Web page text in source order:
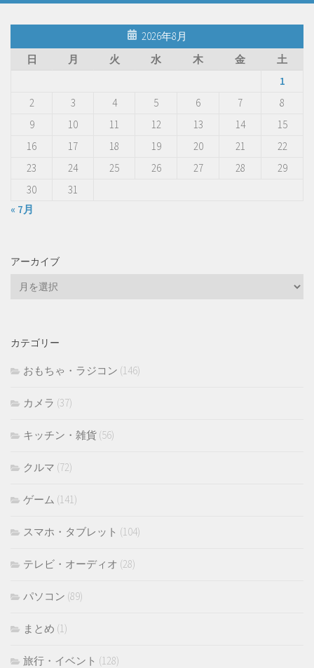
2026年8月
日
月 火 水 木 金
土
1
2
3 4 5 6 7
8
9
10 11 12 13 14
15
16
17 18 19 20 21
22
23
24 25 26 27 28
29
30
31
« 7月
アーカイブ
ブ
カテゴリー
おもちゃ・ラジコン (146)
カメラ (37)
キッチン・雑貨 (56)
クルマ (72)
ゲーム (141)
スマホ・タブレット (104)
テレビ・オーディオ (28)
パソコン (89)
まとめ (1)
旅行・イベント (128)